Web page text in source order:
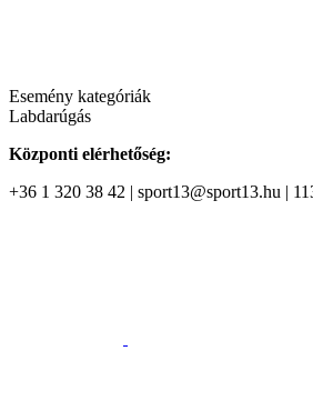
Esemény kategóriák
Labdarúgás
Központi elérhetőség:
+36 1 320 38 42 | sport13@sport13.hu |